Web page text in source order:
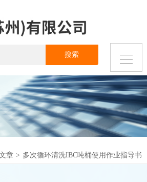
章 > 多次循环清洗IBC吨桶使用作业指导书